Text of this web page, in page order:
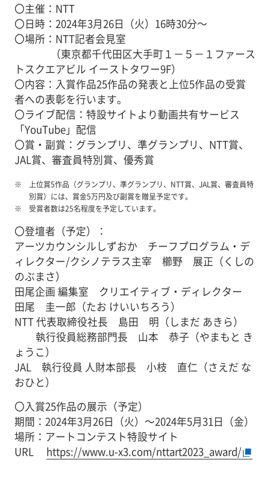
〇主催：NTT
〇日時：2024年3月26日（火）16時30分～
〇場所：NTT記者会見室
（東京都千代田区大手町１－５－１ファース
トスクエアビル イーストタワー9F）
〇内容：入賞作品25作品の発表と上位5作品の受賞
者への表彰を行います。
〇ライブ配信：特設サイトより動画共有サービス
「YouTube」配信
〇賞・副賞：グランプリ、準グランプリ、NTT賞、
JAL賞、審査員特別賞、優秀賞
上位賞5作品（グランプリ、準グランプリ、NTT賞、JAL賞、審査員特
別賞）には、賞金5万円及び副賞を贈呈予定です。
受賞者数は25名程度を予定しています。
〇登壇者（予定）：
アーツカウンシルしずおか チーフプログラム・デ
ィレクター/クシノテラス主宰 櫛野 展正（くしの
のぶまさ）
田尾企画 編集室 クリエイティブ・ディレクター
田尾 圭一郎（たお けいいちろう）
NTT 代表取締役社長 島田 明（しまだ あきら）
執行役員総務部門長 山本 恭子（やまもと き
ょうこ）
JAL 執行役員 人財本部長 小枝 直仁（さえだ な
おひと）
〇入賞25作品の展示（予定）
期間：2024年3月26日（火）～2024年5月31日（金）
場所：アートコンテスト特設サイト
URL https://www.u-x3.com/nttart2023_award/